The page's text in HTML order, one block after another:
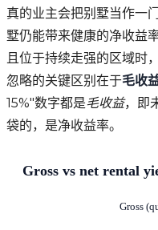
真的业主会把别墅当作一
墅仍能带来健康的净收益
且位于持续走强的区域时，
忽略的关键区别在于毛收
15%"数字都是毛收益，即
袋的，是净收益率。